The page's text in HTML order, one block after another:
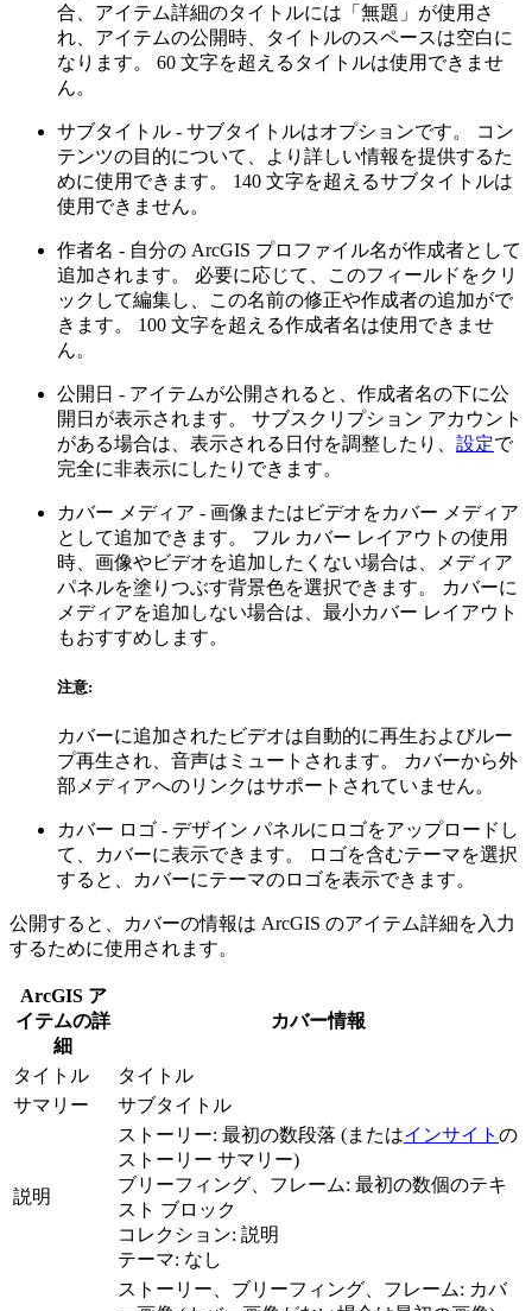
合、アイテム詳細のタイトルには「無題」が使用さ
れ、アイテムの公開時、タイトルのスペースは空白に
なります。 60 文字を超えるタイトルは使用できませ
ん。
サブタイトル - サブタイトルはオプションです。 コン
テンツの目的について、より詳しい情報を提供するた
めに使用できます。 140 文字を超えるサブタイトルは
使用できません。
作者名 - 自分の ArcGIS プロファイル名が作成者として
追加されます。 必要に応じて、このフィールドをクリ
ックして編集し、この名前の修正や作成者の追加がで
きます。 100 文字を超える作成者名は使用できませ
ん。
公開日 - アイテムが公開されると、作成者名の下に公
開日が表示されます。 サブスクリプション アカウント
がある場合は、表示される日付を調整したり、 設定で
完全に非表示にしたりできます。
カバー メディア - 画像またはビデオをカバー メディア
として追加できます。 フル カバー レイアウトの使用
時、画像やビデオを追加したくない場合は、メディア
パネルを塗りつぶす背景色を選択できます。 カバーに
メディアを追加しない場合は、最小カバー レイアウト
もおすすめします。
注意:
カバーに追加されたビデオは自動的に再生およびルー
プ再生され、音声はミュートされます。 カバーから外
部メディアへのリンクはサポートされていません。
カバー ロゴ - デザイン パネルにロゴをアップロードし
て、カバーに表示できます。 ロゴを含むテーマを選択
すると、カバーにテーマのロゴを表示できます。
公開すると、カバーの情報は ArcGIS のアイテム詳細を入力
するために使用されます。
ArcGIS ア
イテムの詳
細
カバー情報
タイトル
タイトル
サマリー
サブタイトル
説明
ストーリー: 最初の数段落 (またはインサイト の
ストーリー サマリー)
ブリーフィング、フレーム: 最初の数個のテキ
スト ブロック
コレクション: 説明
テーマ: なし
ストーリー、ブリーフィング、フレーム: カバ